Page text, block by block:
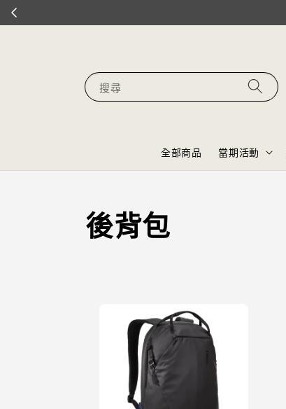
搜尋
全部商品 當期活動
後背包